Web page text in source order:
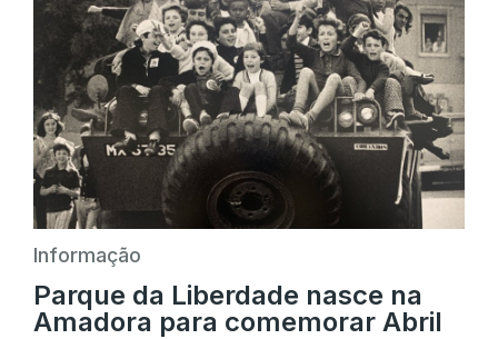
Informação
Parque da Liberdade nasce na
Amadora para comemorar Abril